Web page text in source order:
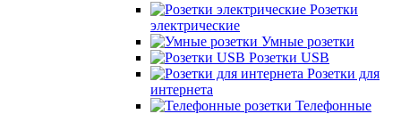
Розетки
электрические
Умные розетки
Розетки USB
Розетки для
интернета
Телефонные